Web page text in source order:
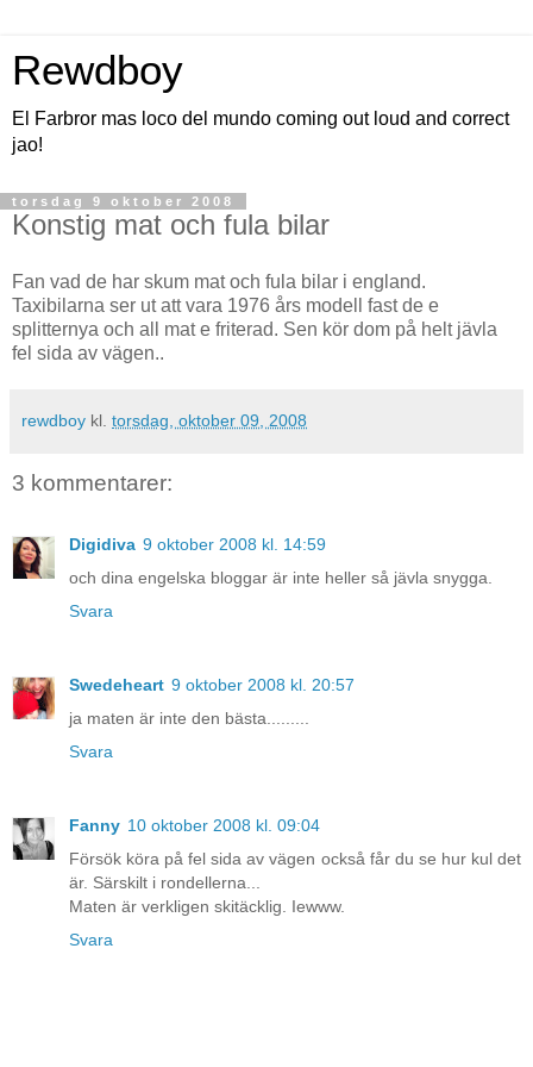
Rewdboy
El Farbror mas loco del mundo coming out loud and correct
jao!
torsdag 9 oktober 2008
Konstig mat och fula bilar
Fan vad de har skum mat och fula bilar i england.
Taxibilarna ser ut att vara 1976 års modell fast de e
splitternya och all mat e friterad. Sen kör dom på helt jävla
fel sida av vägen..
rewdboy kl. torsdag, oktober 09, 2008
3 kommentarer:
Digidiva 9 oktober 2008 kl. 14:59
och dina engelska bloggar är inte heller så jävla snygga.
Svara
Swedeheart 9 oktober 2008 kl. 20:57
ja maten är inte den bästa.........
Svara
Fanny 10 oktober 2008 kl. 09:04
Försök köra på fel sida av vägen också får du se hur kul det
är. Särskilt i rondellerna...
Maten är verkligen skitäcklig. Iewww.
Svara